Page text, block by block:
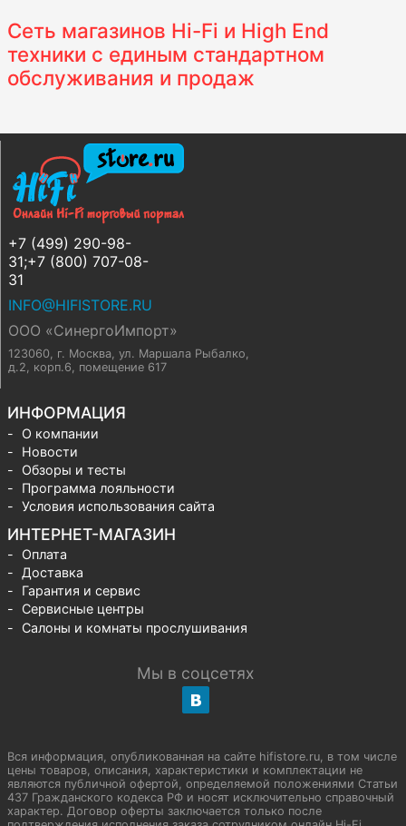
Сеть магазинов Hi-Fi и High End
техники с единым стандартном
обслуживания и продаж
+7 (499) 290-98-
31;+7 (800) 707-08-
31
INFO@HIFISTORE.RU
ООО «СинергоИмпорт»
123060, г. Москва, ул. Маршала Рыбалко,
д.2, корп.6, помещение 617
ИНФОРМАЦИЯ
О компании
Новости
Обзоры и тесты
Программа лояльности
Условия использования сайта
ИНТЕРНЕТ-МАГАЗИН
Оплата
Доставка
Гарантия и сервис
Сервисные центры
Салоны и комнаты прослушивания
Мы в соцсетях
Вся информация, опубликованная на сайте hifistore.ru, в том числе
цены товаров, описания, характеристики и комплектации не
являются публичной офертой, определяемой положениями Статьи
437 Гражданского кодекса РФ и носят исключительно справочный
характер. Договор оферты заключается только после